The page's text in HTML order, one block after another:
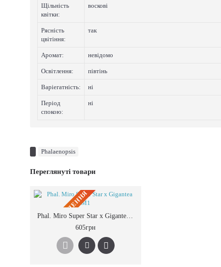
Щільність
квітки:
восковi
Рясність
цвітіння:
так
Аромат: невідомо
Освітлення: півтінь
Варіегатнicть: нi
Період
спокою:
нi
Phalaenopsis
Переглянуті товари
ПIД ЗАМОВЛЕННЯ
Phal. Miro Super Star x Gigantea M1
605грн